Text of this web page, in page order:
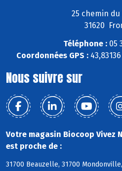
25 chemin
31620
Téléphone :05
Coordonnées GPS :
Nous suivre sur
Votre magasin Biocoop Vivez
est proche de :
31700 Beauzelle, 31700